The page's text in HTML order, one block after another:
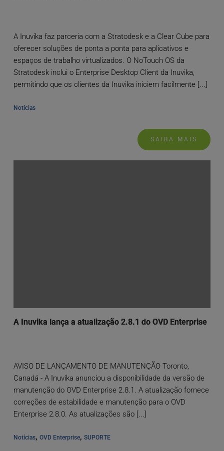
A Inuvika faz parceria com a Stratodesk e a Clear Cube para
oferecer soluções de ponta a ponta para aplicativos e
espaços de trabalho virtualizados. O NoTouch OS da
Stratodesk inclui o Enterprise Desktop Client da Inuvika,
permitindo que os clientes da Inuvika iniciem facilmente [...]
Notícias
SAIBA MAIS
A Inuvika lança a atualização 2.8.1 do OVD Enterprise
AVISO DE LANÇAMENTO DE MANUTENÇÃO Toronto,
Canadá - A Inuvika anunciou a disponibilidade da versão de
manutenção do OVD Enterprise 2.8.1. A atualização fornece
correções de estabilidade e manutenção para o OVD
Enterprise 2.8.0. As atualizações são [...]
Notícias, OVD Enterprise, SUPORTE